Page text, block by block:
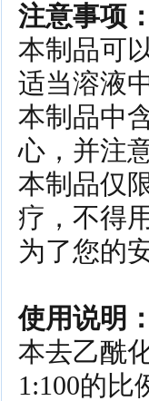
注意事项
本制品可
适当溶液
本制品中
心，并注
本制品仅
疗，不得
为了您的
使用说明
本去乙酰
1:100的